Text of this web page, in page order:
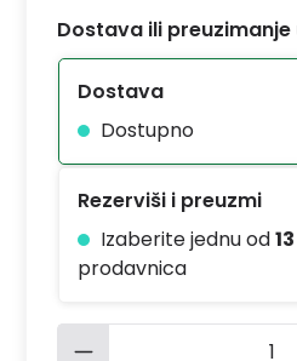
Dostava ili
Dostava
Dostupno
Rezerviši i preuzmi
Izaberite jednu od13
prodavnica
Količina